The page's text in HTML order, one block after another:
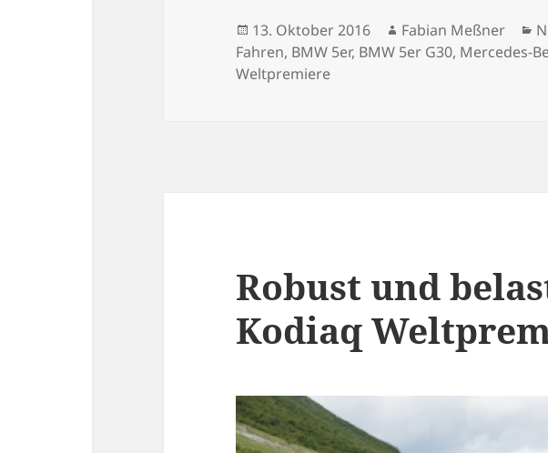
Veröffentlicht
am
13. Oktober 2016 Autor
Fabian Meßner
Fahren, BMW 5er, BMW 5er G30, Mercedes-
Weltpremiere
Robust und
Kodiaq